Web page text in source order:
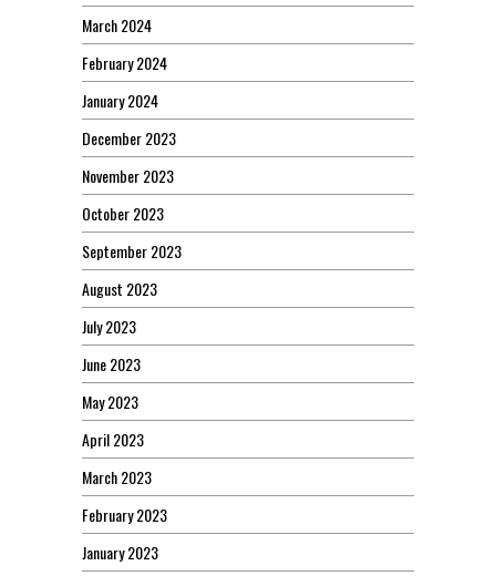
March 2024
February 2024
January 2024
December 2023
November 2023
October 2023
September 2023
August 2023
July 2023
June 2023
May 2023
April 2023
March 2023
February 2023
January 2023